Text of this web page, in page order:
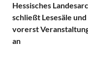
Hessisches
schließt Lesesäle und
vorerst
an